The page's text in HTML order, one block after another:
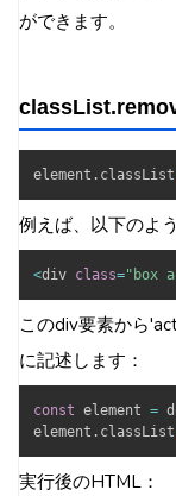
ができます。
element . classList
例えば、以下のよ
<div class="box
このdiv要素から
に記述します：
const element =
element . classList
実行後のHTML：